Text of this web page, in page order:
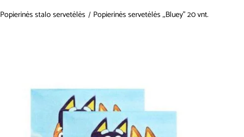
Popierinės stalo servetėlės Popierinės servetėlės ,,Bluey” 20 vnt.